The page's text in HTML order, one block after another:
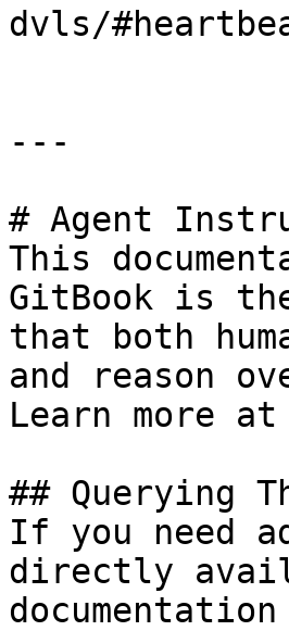
dvls/
---
# Agent
This
GitBook is
that both
and reason
Learn more
## Querying
If you need
directly